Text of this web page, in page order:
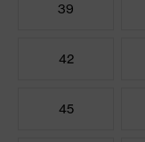
39
42
45